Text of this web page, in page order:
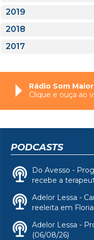
2019
2018
2017
Rádio Som Maior
Clique e ouça ao
PODCASTS
Do Avesso -
recebe a
Adelor Lessa -
reeleita em
Adelor Lessa -
(06/08/26)